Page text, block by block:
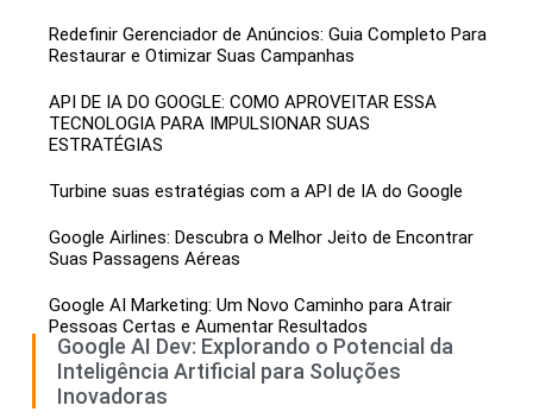
Redefinir Gerenciador de Anúncios: Guia Completo Para
Restaurar e Otimizar Suas Campanhas
API DE IA DO GOOGLE: COMO APROVEITAR ESSA
TECNOLOGIA PARA IMPULSIONAR SUAS
ESTRATÉGIAS
Turbine suas estratégias com a API de IA do Google
Google Airlines: Descubra o Melhor Jeito de Encontrar
Suas Passagens Aéreas
Google AI Marketing: Um Novo Caminho para Atrair
Pessoas Certas e Aumentar Resultados
Google AI Dev: Explorando o Potencial da
Inteligência Artificial para Soluções
Inovadoras